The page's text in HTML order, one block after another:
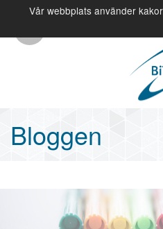
Vår webbplats använder
Bloggen